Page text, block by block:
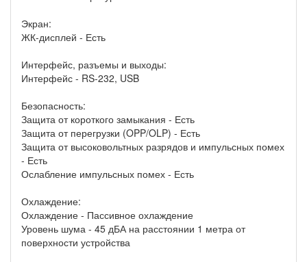
Экран:
ЖК-дисплей - Есть
Интерфейс, разъемы и выходы:
Интерфейс - RS-232, USB
Безопасность:
Защита от короткого замыкания - Есть
Защита от перегрузки (OPP/OLP) - Есть
Защита от высоковольтных разрядов и импульсных помех
- Есть
Ослабление импульсных помех - Есть
Охлаждение:
Охлаждение - Пассивное охлаждение
Уровень шума - 45 дБА на расстоянии 1 метра от
поверхности устройства